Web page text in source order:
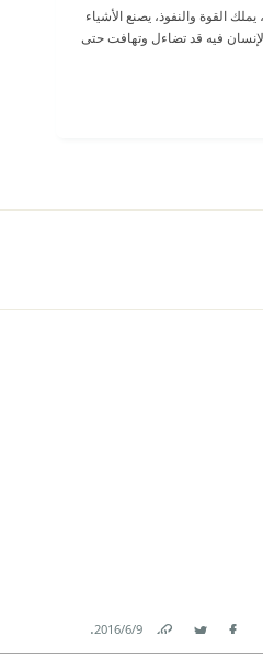
القوة والنفوذ، يصنع الأشياء
فيه قد تضاءل وتهافت حتى
9‏/6‏/2016
.